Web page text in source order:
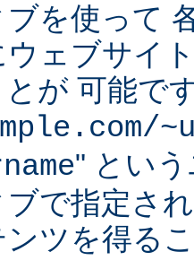
を使って
ウェブサイ
が 可能で
" とい
で指定さ
ンツを得る